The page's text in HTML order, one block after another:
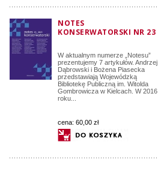
NOTES
KONSERWATORSKI NR 23
W aktualnym numerze „Notesu”
prezentujemy 7 artykułów. Andrzej
Dąbrowski i Bożena Piasecka
przedstawiają Wojewódzką
Bibliotekę Publiczną im. Witolda
Gombrowicza w Kielcach. W 2016
roku...
cena: 60,00 zł